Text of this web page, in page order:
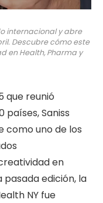
internacional y abre
Descubre cómo este
en Health, Pharma y
que reunió
países, Saniss
como uno de los
en
pasada edición, la
NY fue